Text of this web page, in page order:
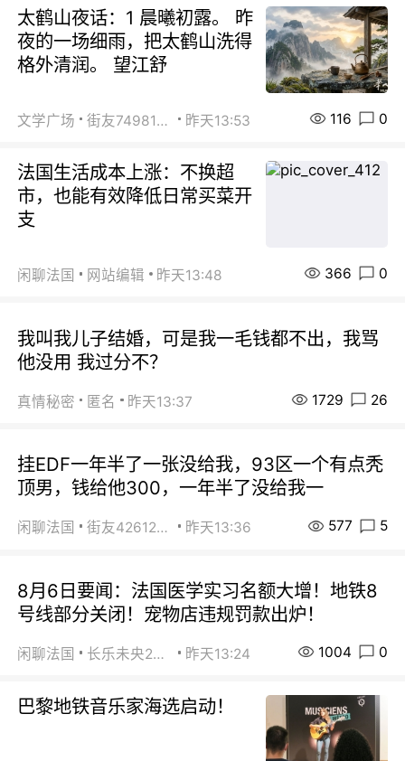
太鹤山夜话：1 晨曦初露。 昨
夜的一场细雨，把太鹤山洗得
格外清润。 望江舒
文学广场 街友74981146 昨天13:53 116 0
法国生活成本上涨：不换超
市，也能有效降低日常买菜开
支
闲聊法国 网站编辑 昨天13:48 366 0
我叫我儿子结婚，可是我一毛钱都不出，我骂
他没用 我过分不？
真情秘密 匿名 昨天13:37 1729 26
挂EDF一年半了一张没给我，93区一个有点秃
顶男，钱给他300，一年半了没给我一
闲聊法国 街友42612092 昨天13:36 577 5
8月6日要闻：法国医学实习名额大增！地铁8
号线部分关闭！宠物店违规罚款出炉！
闲聊法国 长乐未央2015 昨天13:24 1004 0
巴黎地铁音乐家海选启动！